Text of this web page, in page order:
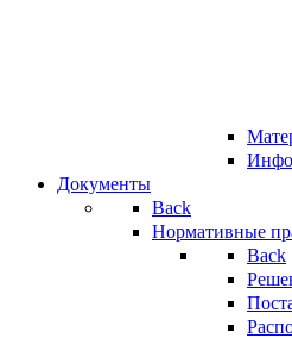
Документы
Back
Нормативные
Back